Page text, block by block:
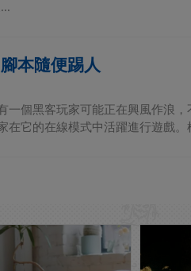
本隨便踢人
一個黑客玩家可能正在興風作浪
它的在線模式中活躍進行遊戲。